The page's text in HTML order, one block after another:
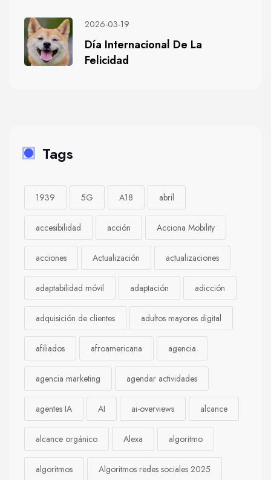
2026-03-19
Día Internacional De La
Felicidad
Tags
1939 5G A18 abril
accesibilidad acción Acciona Mobility
acciones Actualización actualizaciones
adaptabilidad móvil adaptación adicción
adquisición de clientes adultos mayores digital
afiliados afroamericana agencia
agencia marketing agendar actividades
agentes IA AI ai-overviews alcance
alcance orgánico Alexa algoritmo
algoritmos Algoritmos redes sociales 2025